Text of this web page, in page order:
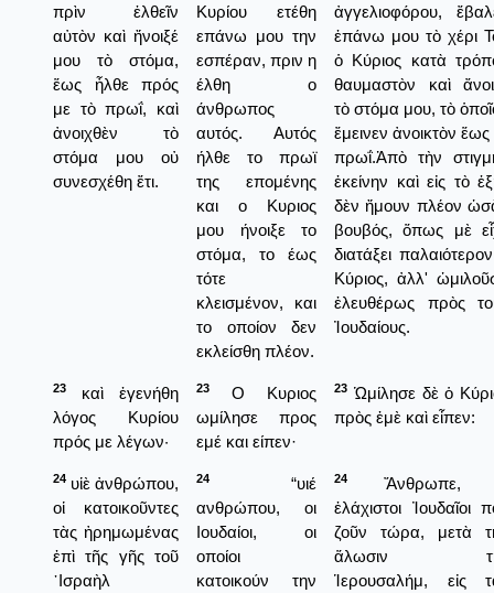
πρὶν ἐλθεῖν
αὐτὸν καὶ ἤνοιξέ
μου τὸ στόμα,
ἕως ἦλθε πρός
με τὸ πρωΐ, καὶ
ἀνοιχθὲν τὸ
στόμα μου οὐ
συνεσχέθη ἔτι.
Κυρίου ετέθη
επάνω μου την
εσπέραν, πριν η
έλθη ο
άνθρωπος
αυτός. Αυτός
ήλθε το πρωϊ
της επομένης
και ο Κυριος
μου ήνοιξε το
στόμα, το έως
τότε
κλεισμένον, και
το οποίον δεν
εκλείσθη πλέον.
ἀγγελιοφόρου,
ἐπάνω μου τὸ χέρι
ὁ Κύριος κατὰ
θαυμαστὸν καὶ
τὸ στόμα μου, τὸ
ἔμεινεν ἀνοικτὸν ἕως
πρωΐ.Ἀπὸ τὴν
ἐκείνην καὶ εἰς τὸ
δὲν ἤμουν πλέον
βουβός, ὅπως μὲ
διατάξει
Κύριος, ἀλλ'
ἐλευθέρως πρὸς
Ἰουδαίους.
23
καὶ ἐγενήθη
λόγος Κυρίου
πρός με λέγων·
23
Ο Κυριος
ωμίλησε προς
εμέ και είπεν·
23 Ὡμίλησε δὲ ὁ
πρὸς ἐμὲ καὶ εἶπεν:
24 υἱὲ ἀνθρώπου,
οἱ κατοικοῦντες
τὰς ἠρημωμένας
ἐπὶ τῆς γῆς τοῦ
᾿Ισραὴλ
24
“υιέ
ανθρώπου, οι
Ιουδαίοι, οι
οποίοι
κατοικούν την
24
Ἄνθρωπε,
ἐλάχιστοι Ἰουδαῖοι
ζοῦν τώρα, μετὰ
ἅλωσιν
Ἱερουσαλήμ, εἰς